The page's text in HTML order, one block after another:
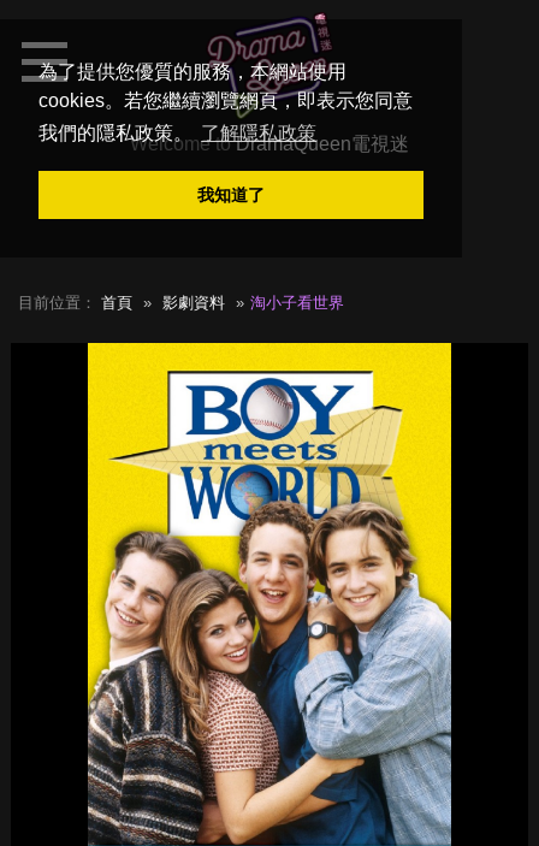
為了提供您優質的服務，本網站使用
cookies。若您繼續瀏覽網頁，即表示您同意
我們的隱私政策。
了解隱私政策
我知道了
Welcome toDramaQueen電視迷
目前位置： 首頁 影劇資料 淘小子看世界